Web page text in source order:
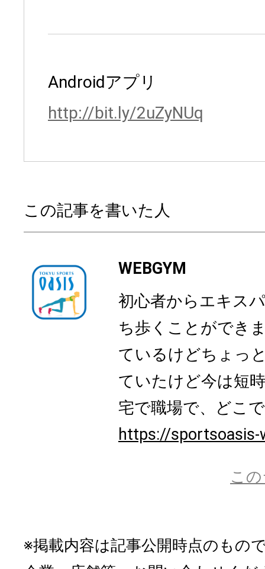
Androidアプリ
http://bit.ly/2uZyNUq
この記事を書いた人
WEBGYM
初心者からエキス
ち歩くことができ
ているけどちょっ
ていたけど今は短
宅で職場で、どこ
https://sportsoasis-
こ
※掲載内容は記事公開時点のもの